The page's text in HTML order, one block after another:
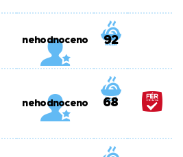
nehodnoceno 92
nehodnoceno 68